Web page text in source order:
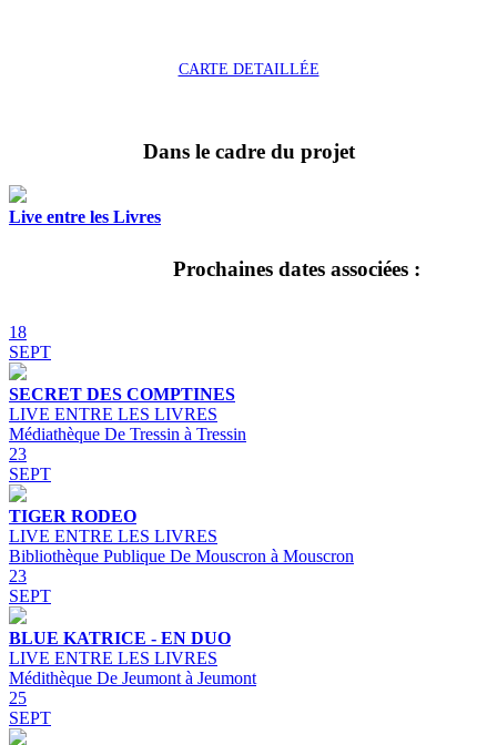
CARTE DETAILLÉE
Dans le cadre du projet
Live entre les Livres
Prochaines dates associées :
18
SEPT
SECRET DES COMPTINES
LIVE ENTRE LES LIVRES
Médiathèque De Tressin à Tressin
23
SEPT
TIGER RODEO
LIVE ENTRE LES LIVRES
Bibliothèque Publique De Mouscron à Mouscron
23
SEPT
BLUE KATRICE - EN DUO
LIVE ENTRE LES LIVRES
Médithèque De Jeumont à Jeumont
25
SEPT